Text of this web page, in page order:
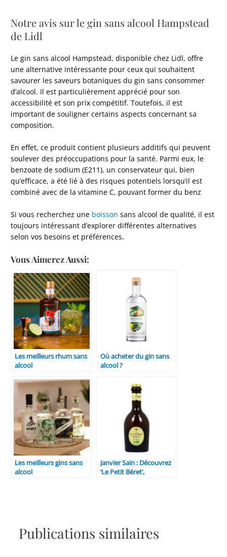
Notre avis sur le gin sans alcool Hampstead
de Lidl
Le gin sans alcool Hampstead, disponible chez Lidl, offre
une alternative intéressante pour ceux qui souhaitent
savourer les saveurs botaniques du gin sans consommer
d’alcool. Il est particulièrement apprécié pour son
accessibilité et son prix compétitif. Toutefois, il est
important de souligner certains aspects concernant sa
composition.
En effet, ce produit contient plusieurs additifs qui peuvent
soulever des préoccupations pour la santé. Parmi eux, le
benzoate de sodium (E211), un conservateur qui, bien
qu’efficace, a été lié à des risques potentiels lorsqu’il est
combiné avec de la vitamine C, pouvant former du benz
Si vous recherchez une boisson sans alcool de qualité, il est
toujours intéressant d’explorer différentes alternatives
selon vos besoins et préférences.
Vous Aimerez Aussi:
Les meilleurs rhum sans
alcool
Où acheter du gin sans
alcool ?
Les meilleurs gins sans
alcool
Janvier Sain : Découvrez
‘Le Petit Béret’,
Publications similaires